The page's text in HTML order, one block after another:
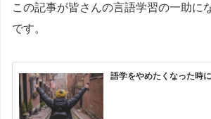
この記事が皆さんの言語学習の一助に
です。
語学をやめたくなった時